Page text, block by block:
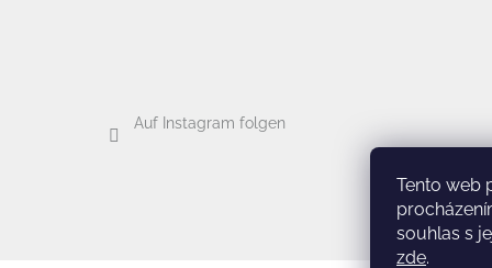
Tento web
souhlas s
zde.
Auf Instagram folgen